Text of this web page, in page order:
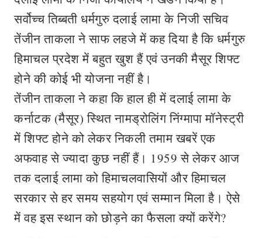
सर्वोच्च तिब्बती धर्मगुरु दलाई लामा के निजी सचिव
तेंजीन ताकला ने साफ लहजे में कह दिया है कि धर्मगुरु
हिमाचल प्रदेश में बहुत खुश हैं एवं उनकी मैसूर शिफ्ट
होने की कोई भी योजना नहीं है।
तेंजीन ताकला ने कहा कि हाल ही में दलाई लामा के
कर्नाटक (मैसूर) स्थित नामड्रोलिंग निंग्मापा मॉनेस्ट्री
में शिफ्ट होने को लेकर निकली तमाम खबरें एक
अफवाह से ज्यादा कुछ नहीं हैं। 1959 से लेकर आज
तक दलाई लामा को हिमाचलवासियों और हिमाचल
सरकार से हर समय सहयोग एवं सम्मान मिला है। ऐसे
में वह इस स्थान को छोड़ने का फैसला क्यों करेंगे?